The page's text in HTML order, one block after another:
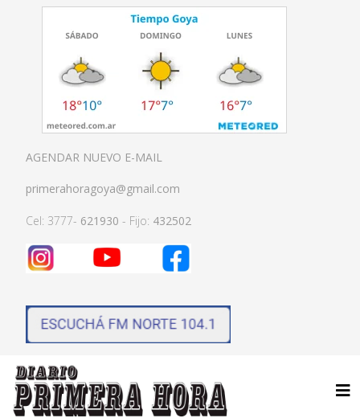
AGENDAR NUEVO E-MAIL
primerahoragoya@gmail.com
Cel: 3777- 621930 - Fijo: 432502